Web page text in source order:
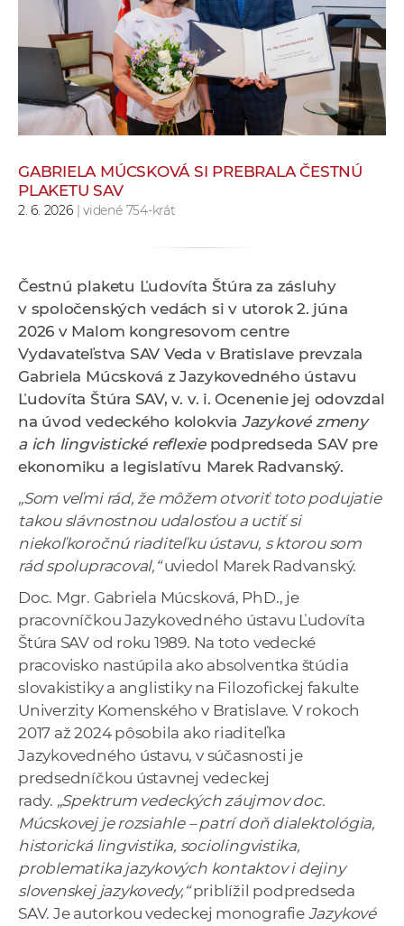
e
v
r
a
c
v
a
c
a
p
r
a
c
o
n
k
o
h
A
V
GABRIELA MÚCSKOVÁ SI PREBRALA ČESTNÚ
PLAKETU SAV
2. 6. 2026| videné 754-krát
Čestnú plaketu Ľudovíta Štúra za zásluhy
v spoločenských vedách si v utorok 2. júna
2026 v Malom kongresovom centre
Vydavateľstva SAV Veda v Bratislave prevzala
Gabriela Múcsková z Jazykovedného ústavu
Ľudovíta Štúra SAV, v. v. i. Ocenenie jej odovzdal
na úvod vedeckého kolokvia Jazykové zmeny
a ich lingvistické reflexiepodpredseda SAV pre
ekonomiku a legislatívu Marek Radvanský.
„Som veľmi rád, že môžem otvoriť toto podujatie
takou slávnostnou udalosťou a uctiť si
niekoľkoročnú riaditeľku ústavu, s ktorou som
rád spolupracoval,“uviedol Marek Radvanský.
Doc. Mgr. Gabriela Múcsková, PhD., je
pracovníčkou Jazykovedného ústavu Ľudovíta
Štúra SAV od roku 1989. Na toto vedecké
pracovisko nastúpila ako absolventka štúdia
slovakistiky a anglistiky na Filozofickej fakulte
Univerzity Komenského v Bratislave. V rokoch
2017 až 2024 pôsobila ako riaditeľka
Jazykovedného ústavu, v súčasnosti je
predsedníčkou ústavnej vedeckej
rady. „Spektrum vedeckých záujmov doc.
Múcskovej je rozsiahle – patrí doň dialektológia,
historická lingvistika, sociolingvistika,
problematika jazykových kontaktov i dejiny
slovenskej jazykovedy,“priblížil podpredseda
SAV. Je autorkou vedeckej monografie Jazykové